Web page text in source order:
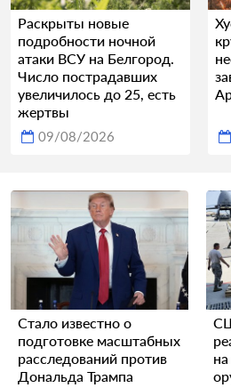
Раскрыты новые
подробности ночной
атаки ВСУ на Белгород.
Число пострадавших
увеличилось до 25, есть
жертвы
09/08/2026
Стало известно о
подготовке масштабных
расследований против
Дональда Трампа